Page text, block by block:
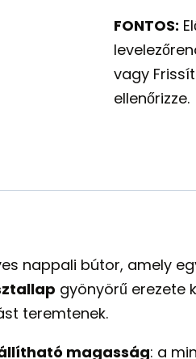
FONTOS:
vagy
ellenőrizze.
nappali bútor, amely
gyönyörű erezete
teremtenek.
magasság: a